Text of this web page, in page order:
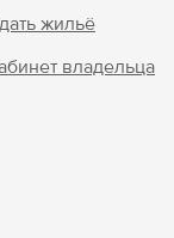
жильё
владельца